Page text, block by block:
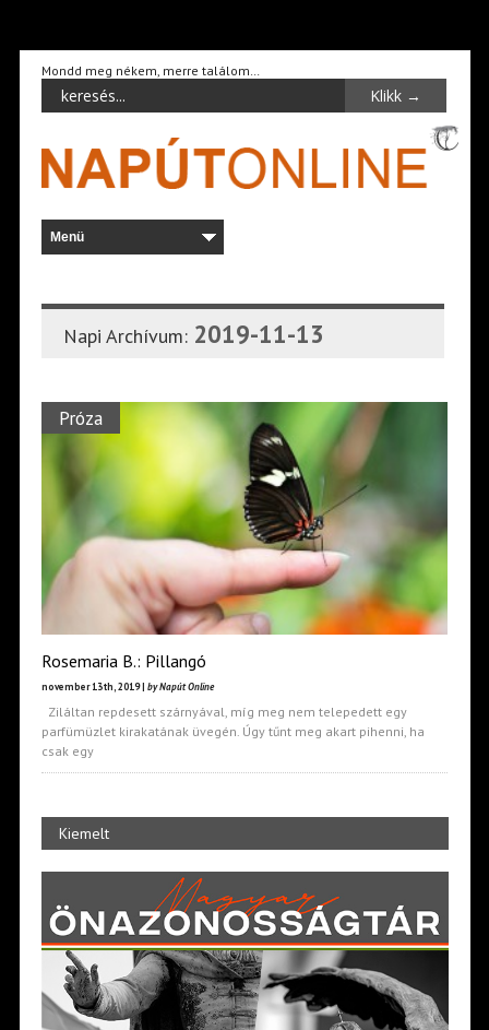
Mondd meg nékem, merre találom…
Napi Archívum: 2019-11-13
Próza
Rosemaria B.: Pillangó
november 13th, 2019 | by Napút Online
Ziláltan repdesett szárnyával, míg meg nem telepedett egy
parfümüzlet kirakatának üvegén. Úgy tűnt meg akart pihenni, ha
csak egy
Kiemelt